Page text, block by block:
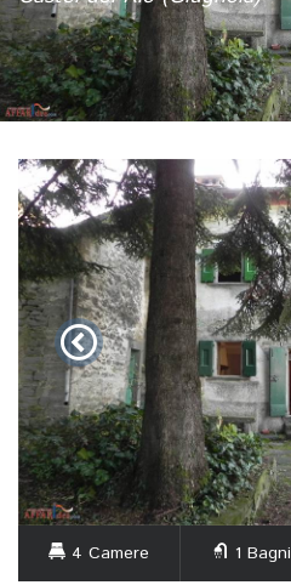
4 Camere
1 Bagni